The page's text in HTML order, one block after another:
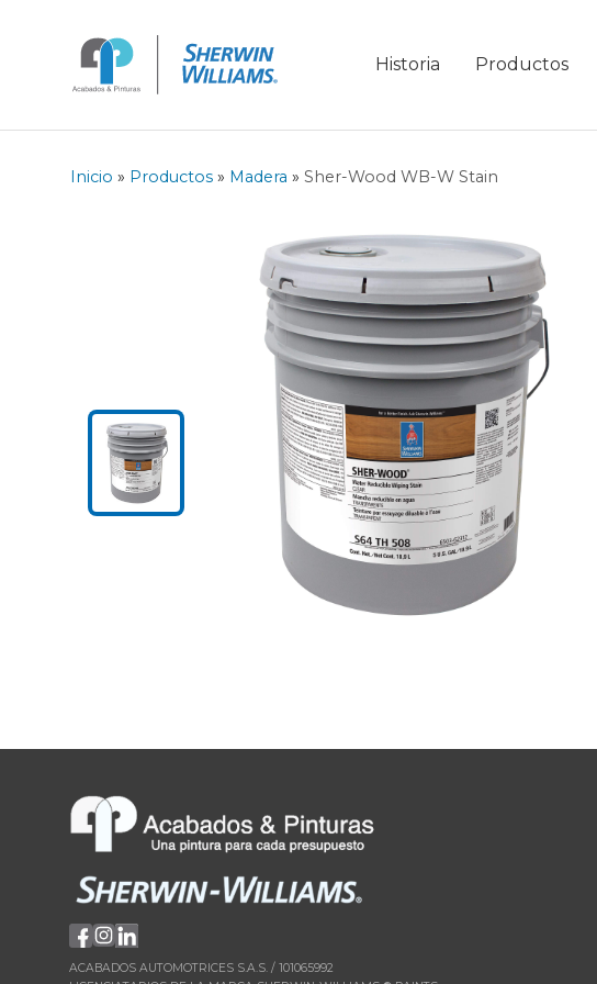
Historia Productos
Inicio » Productos » Madera » Sher-Wood WB-W Stain
ACABADOS AUTOMOTRICES S.A.S. / 101065992